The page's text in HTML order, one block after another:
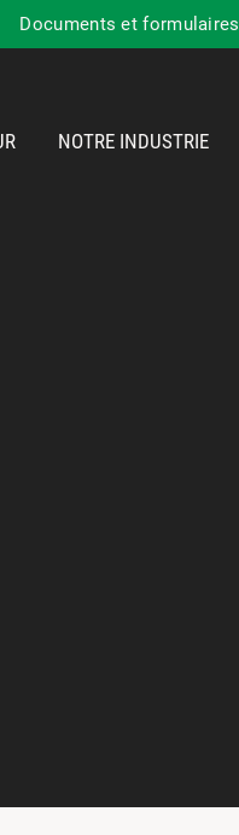
Documents et formulaires
NOTRE INDUSTRIE